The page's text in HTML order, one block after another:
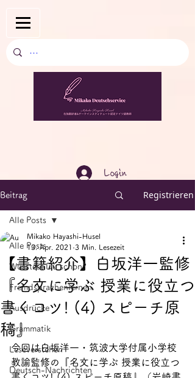
Login
Beitrag Registrieren
Alle Posts
Wusstest Du schon?
Fremdsprachenlernen
Ausdrücke
Grammatik
Leseverstehen
Deutsch-Nachrichten
Alle Posts
【書籍紹介】白坂洋一監修
『名文に学ぶ 授業に役立つ
書くコツ! (4) スピーチ原
稿』
Mikako Hayashi-Husel
13. Apr. 2021 3 Min. Lesezeit
今回は白坂洋一・筑波大学付属小学校
教諭監修の『名文に学ぶ 授業に役立つ